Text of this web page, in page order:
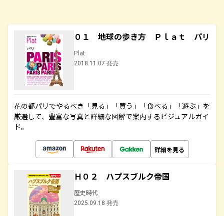
０１ 地球の歩き方 Ｐｌａｔ パリ
Plat
2018.11.07 発売
花の都パリでやるべき「見る」「買う」「食べる」「遊ぶ」を
厳選して、豊富な写真と詳細な図解で案内するビジュアルガイ
ド。
詳細を見る
Ｈ０２ ハプスブルク帝国
歴史時代
2025.09.18 発売